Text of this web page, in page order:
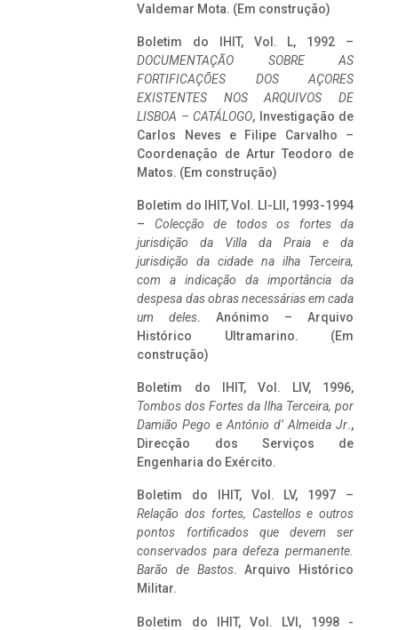
Valdemar Mota. (Em construção)
Boletim do IHIT, Vol. L, 1992 –
DOCUMENTAÇÃO SOBRE AS
FORTIFICAÇÕES DOS AÇORES
EXISTENTES NOS ARQUIVOS DE
LISBOA – CATÁLOGO, Investigação de
Carlos Neves e Filipe Carvalho –
Coordenação de Artur Teodoro de
Matos. (Em construção)
Boletim do IHIT, Vol. LI-LII, 1993-1994
– Colecção de todos os fortes da
jurisdição da Villa da Praia e da
jurisdição da cidade na ilha Terceira,
com a indicação da importância da
despesa das obras necessárias em cada
um deles. Anónimo – Arquivo
Histórico Ultramarino. (Em
construção)
Boletim do IHIT, Vol. LIV, 1996,
Tombos dos Fortes da Ilha Terceira, por
Damião Pego e António d’ Almeida Jr.,
Direcção dos Serviços de
Engenharia do Exército.
Boletim do IHIT, Vol. LV, 1997 –
Relação dos fortes, Castellos e outros
pontos fortificados que devem ser
conservados para defeza permanente.
Barão de Bastos. Arquivo Histórico
Militar.
Boletim do IHIT, Vol. LVI, 1998 -